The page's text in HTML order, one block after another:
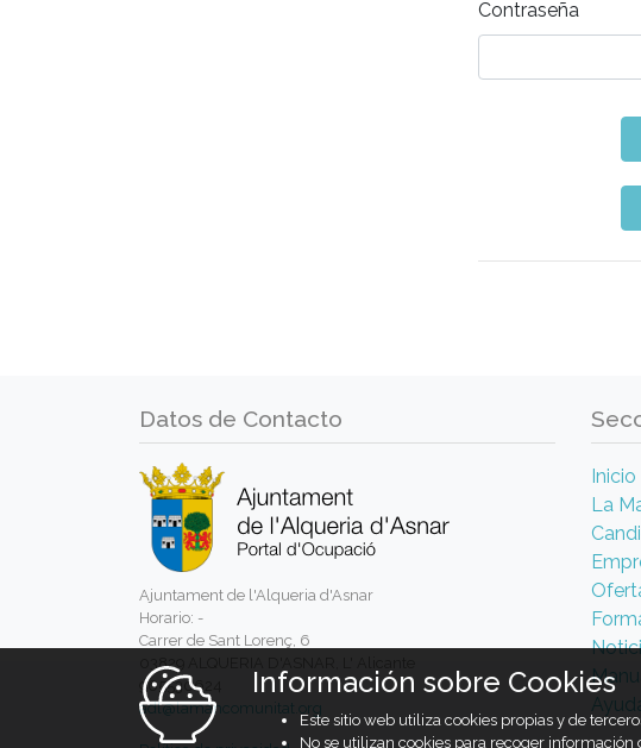
Contraseña
Datos de Contacto
Ajuntament de l'Alqueria d'Asnar
Horario: -
Carrer de Sant Lorenç, 6
03829 ALQUERIA D'ASNAR, L' Alicante
965530624
adl@lamancomunitat.org
Inicio
La
Información sobre Cookies
Este sitio web utiliza cookies propias y de
No se utilizan cookies para recoger información